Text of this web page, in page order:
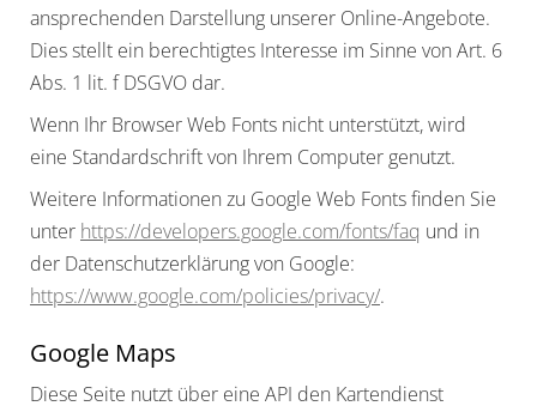
ansprechenden Darstellung unserer Online-Angebote.
Dies stellt ein berechtigtes Interesse im Sinne von Art. 6
Abs. 1 lit. f DSGVO dar.
Wenn Ihr Browser Web Fonts nicht unterstützt, wird
eine Standardschrift von Ihrem Computer genutzt.
Weitere Informationen zu Google Web Fonts finden Sie
unter https://developers.google.com/fonts/faq und in
der Datenschutzerklärung von Google:
https://www.google.com/policies/privacy/.
Google Maps
Diese Seite nutzt über eine API den Kartendienst